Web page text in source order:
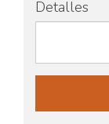
Detalles